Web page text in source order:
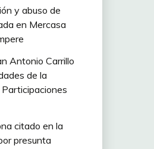
y abuso de
en Mercasa
Antonio Carrillo
de la
citado en la
presunta